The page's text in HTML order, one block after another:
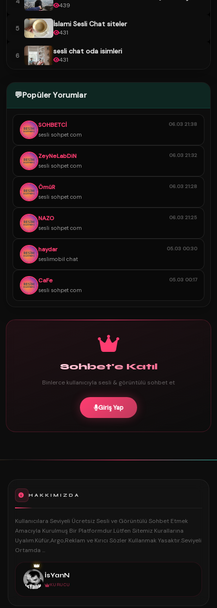
439
5 İslami Sesli Chat siteler
431
6 sesli chat oda isimleri
431
💬Popüler Yorumlar
SOHBETCİ
sesli sohpet com
06.03 21:38
ZeyNeLabDiN
sesli sohpet com
06.03 21:32
ÖmüR
sesli sohpet com
06.03 21:28
NAZO
sesli sohpet com
06.03 21:25
haydar
seslimobil chat
05.03 00:30
CaFe
sesli sohpet com
05.03 00:17
Sohbet'e Katıl
Binlerce kullanıcıyla sesli & görüntülü sohbet et
Giriş Yap
HAKKIMIZDA
Kullanıcılara Seviyeli Ücretsiz Sesli ve Görüntülü Sohbet Etmek
Amacıyla Kurulmuş Bir Platformdur.Lütfen Sitemiz Kurallarına
Uyalım.Küfür,Argo,Reklam ve Kırıcı Sözler Kullanmak Yasaktır.Seviyeli
Ortamda ...
👑
İsYanN
KURUCU